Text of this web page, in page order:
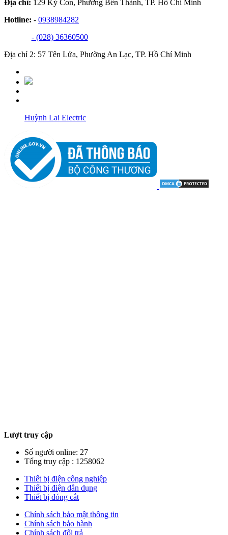
Địa chỉ: 129 Ký Con, Phường Bến Thành, TP. Hồ Chí Minh
Hotline: - 0938984282
- (028) 36360500
Địa chỉ 2: 57 Tên Lửa, Phường An Lạc, TP. Hồ Chí Minh
Huỳnh Lai Electric
Lượt truy cập
Số người online: 27
Tổng truy cập : 1258062
Thiết bị điện công nghiệp
Thiết bị điện dân dụng
Thiết bị đóng cắt
Chính sách bảo mật thông tin
Chính sách bảo hành
Chính sách đổi trả